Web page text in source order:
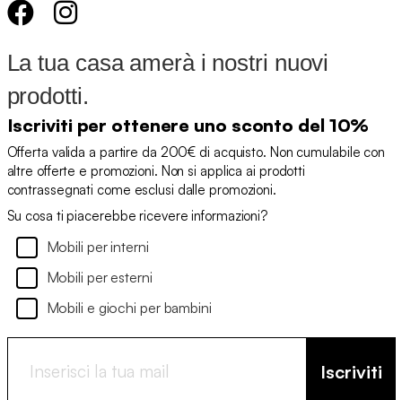
La tua casa amerà i nostri nuovi
prodotti.
Iscriviti per ottenere uno sconto del 10%
Offerta valida a partire da 200€ di acquisto. Non cumulabile con
altre offerte e promozioni. Non si applica ai prodotti
contrassegnati come esclusi dalle promozioni.
Su cosa ti piacerebbe ricevere informazioni?
Mobili per interni
Mobili per esterni
Mobili e giochi per bambini
Iscriviti